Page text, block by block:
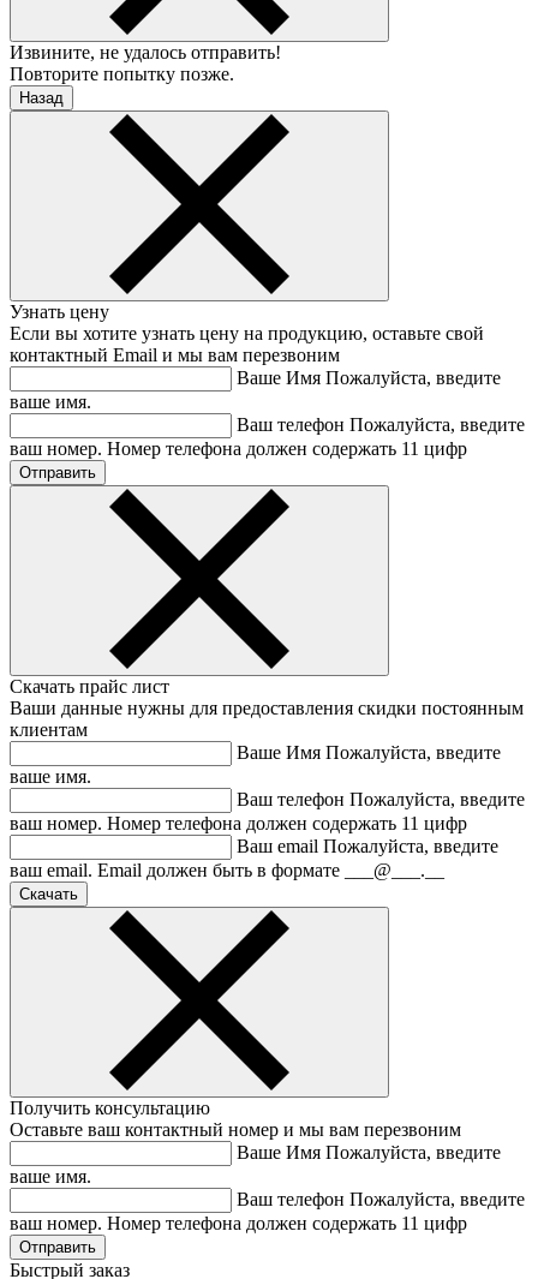
Извините, не удалось отправить!
Повторите попытку позже.
Назад
Узнать цену
Если вы хотите узнать цену на продукцию, оставьте свой
контактный Email и мы вам перезвоним
Ваше Имя Пожалуйста, введите
ваше имя.
Ваш телефон Пожалуйста, введите
ваш номер. Номер телефона должен содержать 11 цифр
Скачать прайс лист
Ваши данные нужны для предоставления скидки постоянным
клиентам
Ваше Имя Пожалуйста, введите
ваше имя.
Ваш телефон Пожалуйста, введите
ваш номер. Номер телефона должен содержать 11 цифр
Ваш email Пожалуйста, введите
ваш email. Email должен быть в формате ___@___.__
Получить консультацию
Оставьте ваш контактный номер и мы вам перезвоним
Ваше Имя Пожалуйста, введите
ваше имя.
Ваш телефон Пожалуйста, введите
ваш номер. Номер телефона должен содержать 11 цифр
Быстрый заказ